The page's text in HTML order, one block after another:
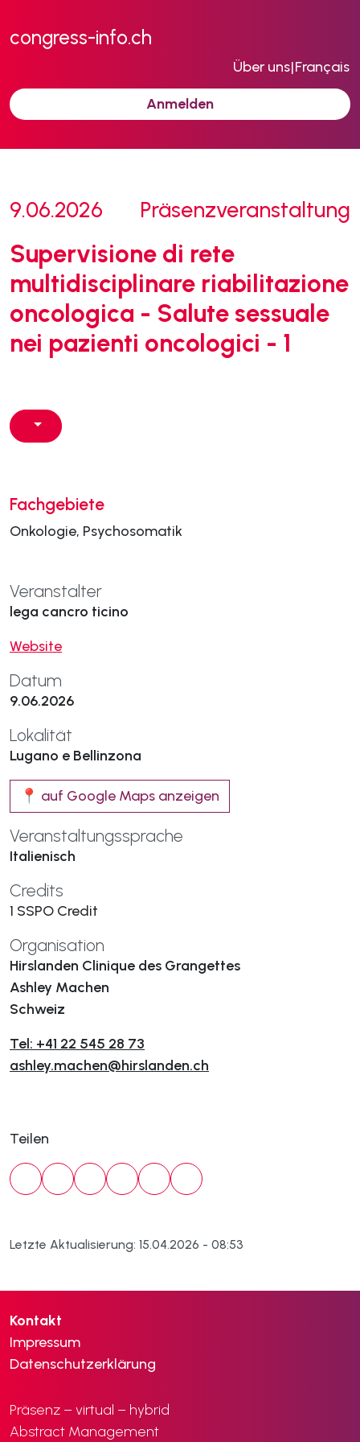
congress-info.ch
Über uns|Français
Anmelden
9.06.2026 Präsenzveranstaltung
Supervisione di rete
multidisciplinare riabilitazione
oncologica - Salute sessuale
nei pazienti oncologici - 1
Fachgebiete
Onkologie, Psychosomatik
Veranstalter
lega cancro ticino
Website
Datum
9.06.2026
Lokalität
Lugano e Bellinzona
📍 auf Google Maps anzeigen
Veranstaltungssprache
Italienisch
Credits
1 SSPO Credit
Organisation
Hirslanden Clinique des Grangettes
Ashley Machen
Schweiz
Tel: +41 22 545 28 73
ashley.machen@hirslanden.ch
Teilen
Letzte Aktualisierung: 15.04.2026 - 08:53
Kontakt
Impressum
Datenschutzerklärung
Präsenz – virtual – hybrid
Abstract Management